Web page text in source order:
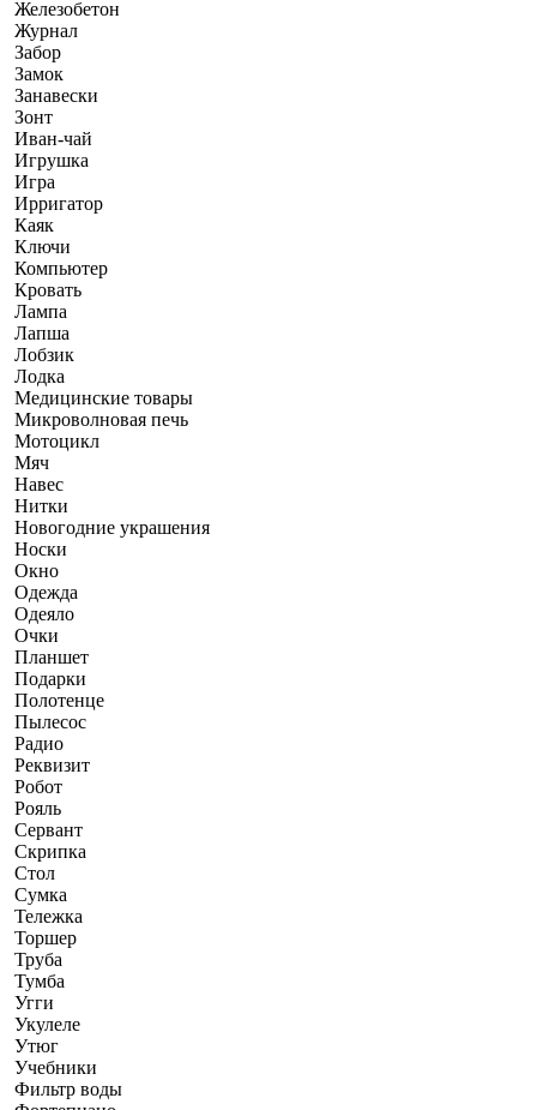
Железобетон
Журнал
Забор
Замок
Занавески
Зонт
Иван-чай
Игрушка
Игра
Ирригатор
Каяк
Ключи
Компьютер
Кровать
Лампа
Лапша
Лобзик
Лодка
Медицинские товары
Микроволновая печь
Мотоцикл
Мяч
Навес
Нитки
Новогодние украшения
Носки
Окно
Одежда
Одеяло
Очки
Планшет
Подарки
Полотенце
Пылесос
Радио
Реквизит
Робот
Рояль
Сервант
Скрипка
Стол
Сумка
Тележка
Торшер
Труба
Тумба
Угги
Укулеле
Утюг
Учебники
Фильтр воды